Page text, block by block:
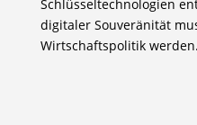
Schlüsseltechnologien
digitaler Souveränität
Wirtschaftspolitik